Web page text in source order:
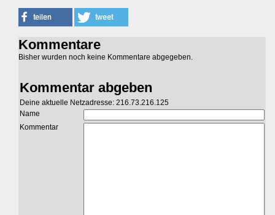
Kommentare
Bisher wurden noch keine Kommentare abgegeben.
Kommentar abgeben
Deine aktuelle Netzadresse: 216.73.216.125
Name
Kommentar